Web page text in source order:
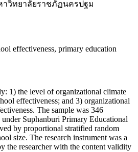
าวิทยาลัยราชภัฏนครปฐม
effectiveness, primary education
1) the level of organizational climate
effectiveness; and 3) organizational
The sample was 346
under Suphanburi Primary Educational
by proportional stratified random
size. The research instrument was a
the researcher with the content validity